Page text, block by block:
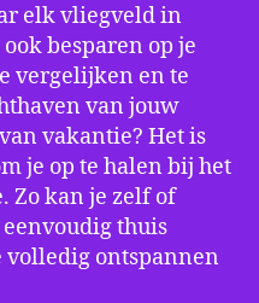
elk vliegveld in
besparen op je
vergelijken en te
van jouw
vakantie? Het is
je op te halen bij het
Zo kan je zelf of
thuis
volledig ontspannen